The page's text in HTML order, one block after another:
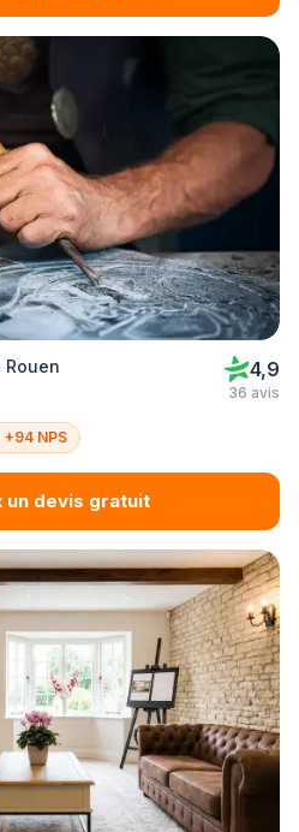
4,9
36 avis
+94 NPS
un devis gratuit